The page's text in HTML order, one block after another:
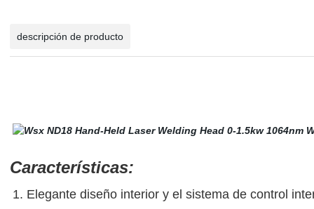
descripción de producto
Características:
1. Elegante diseño interior y el sistema de control